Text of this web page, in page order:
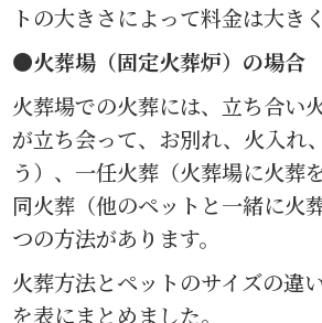
トの大きさによって料金は大き
●火葬場（固定火葬炉）の場合
火葬場での火葬には、立ち合い
が立ち会って、お別れ、火入れ
う）、一任火葬（火葬場に火葬
同火葬（他のペットと一緒に火
つの方法があります。
火葬方法とペットのサイズの違
を表にまとめました。